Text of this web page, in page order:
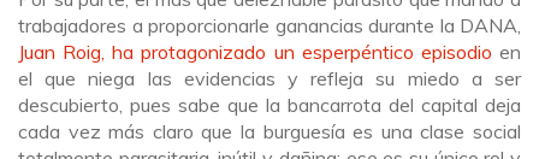
trabajadores a proporcionarle ganancias durante la DANA,
Juan Roig, ha protagonizado un esperpéntico episodio en
el que niega las evidencias y refleja su miedo a ser
descubierto, pues sabe que la bancarrota del capital deja
cada vez más claro que la burguesía es una clase social